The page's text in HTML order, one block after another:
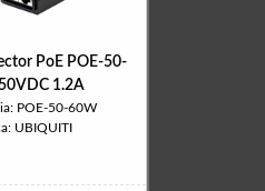
PoE POE-50-
1.2A
POE-50-60W
UBIQUITI